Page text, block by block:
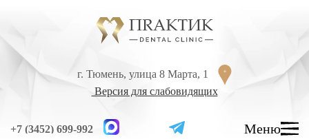
г. Тюмень, улица 8 Марта, 1
Версия для слабовидящих
+7 (3452) 699-992 Меню
г. Тюмень, улица 8 Марта, 1
Версия для слабовидящих
+7 (3452) 699-992 Меню